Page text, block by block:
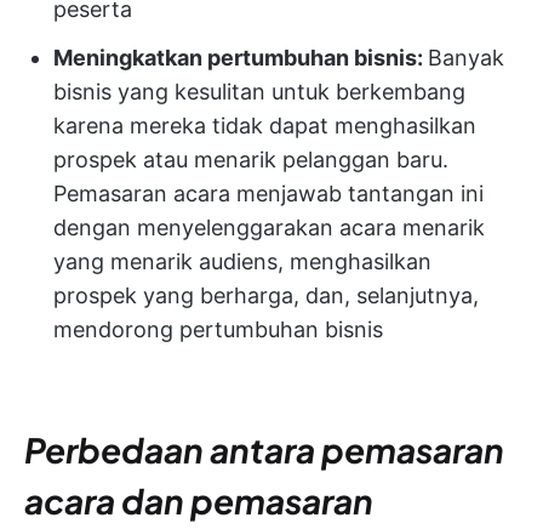
peserta
Meningkatkan pertumbuhan bisnis: Banyak
bisnis yang kesulitan untuk berkembang
karena mereka tidak dapat menghasilkan
prospek atau menarik pelanggan baru.
Pemasaran acara menjawab tantangan ini
dengan menyelenggarakan acara menarik
yang menarik audiens, menghasilkan
prospek yang berharga, dan, selanjutnya,
mendorong pertumbuhan bisnis
Perbedaan antara pemasaran
acara dan pemasaran